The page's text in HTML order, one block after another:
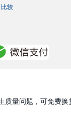
比较
质量问题，可免费换